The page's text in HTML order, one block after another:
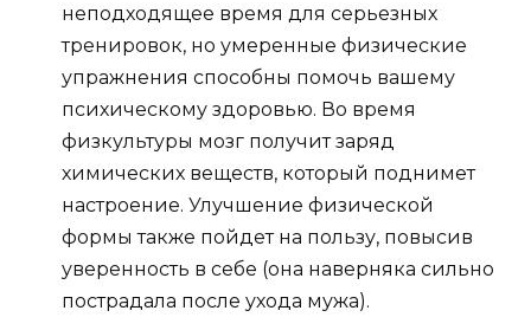
неподходящее время для серьезных
тренировок, но умеренные физические
упражнения способны помочь вашему
психическому здоровью. Во время
физкультуры мозг получит заряд
химических веществ, который поднимет
настроение. Улучшение физической
формы также пойдет на пользу, повысив
уверенность в себе (она наверняка сильно
пострадала после ухода мужа).